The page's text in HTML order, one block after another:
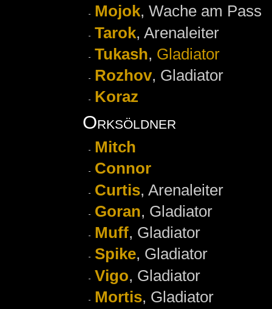
Mojok, Wache am Pass
Tarok, Arenaleiter
Tukash, Gladiator
Rozhov, Gladiator
Koraz
Orksöldner
Mitch
Connor
Curtis, Arenaleiter
Goran, Gladiator
Muff, Gladiator
Spike, Gladiator
Vigo, Gladiator
Mortis, Gladiator